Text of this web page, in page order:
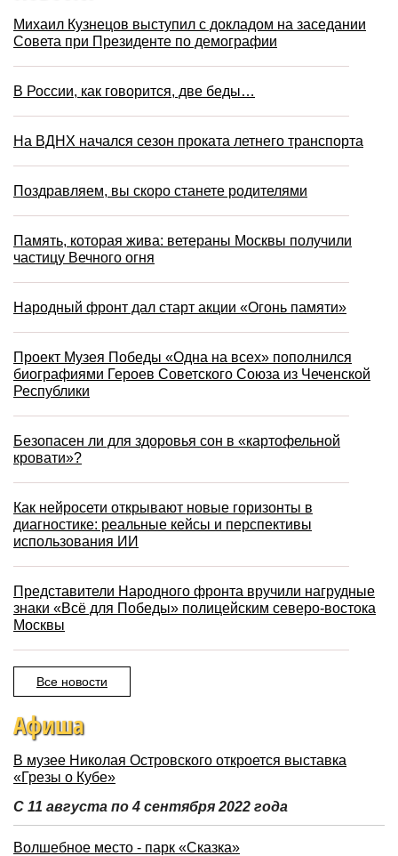
Михаил Кузнецов выступил с докладом на заседании
Совета при Президенте по демографии
В России, как говорится, две беды…
На ВДНХ начался сезон проката летнего транспорта
Поздравляем, вы скоро станете родителями
Память, которая жива: ветераны Москвы получили
частицу Вечного огня
Народный фронт дал старт акции «Огонь памяти»
Проект Музея Победы «Одна на всех» пополнился
биографиями Героев Советского Союза из Чеченской
Республики
Безопасен ли для здоровья сон в «картофельной
кровати»?
Как нейросети открывают новые горизонты в
диагностике: реальные кейсы и перспективы
использования ИИ
Представители Народного фронта вручили нагрудные
знаки «Всё для Победы» полицейским северо-востока
Москвы
Все новости
Афиша
В музее Николая Островского откроется выставка
«Грезы о Кубе»
С 11 августа по 4 сентября 2022 года
Волшебное место - парк «Сказка»